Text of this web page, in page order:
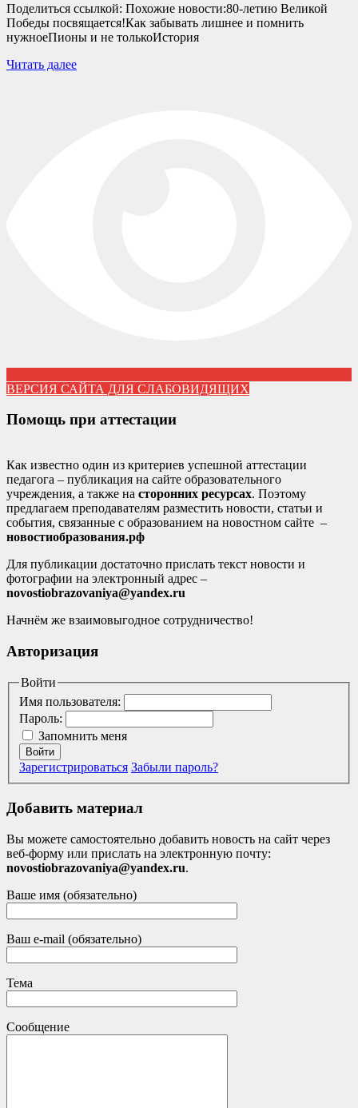
Поделиться ссылкой: Похожие новости:80-летию Великой
Победы посвящается!Как забывать лишнее и помнить
нужноеПионы и не толькоИстория
Читать далее
ВЕРСИЯ САЙТА ДЛЯ СЛАБОВИДЯЩИХ
Помощь при аттестации
Как известно один из критериев успешной аттестации
педагога – публикация на сайте образовательного
учреждения, а также на сторонних ресурсах. Поэтому
предлагаем преподавателям разместить новости, статьи и
события, связанные с образованием на новостном сайте –
новостиобразования.рф
Для публикации достаточно прислать текст новости и
фотографии на электронный адрес –
novostiobrazovaniya@yandex.ru
Начнём же взаимовыгодное сотрудничество!
Авторизация
Войти
Имя пользователя:
Пароль:
Запомнить меня
Войти
Зарегистрироваться Забыли пароль?
Добавить материал
Вы можете самостоятельно добавить новость на сайт через
веб-форму или прислать на электронную почту:
novostiobrazovaniya@yandex.ru.
Ваше имя (обязательно)
Ваш e-mail (обязательно)
Тема
Сообщение